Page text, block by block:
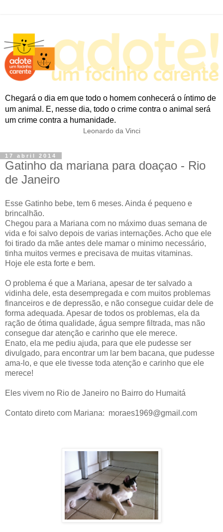
Chegará o dia em que todo o homem conhecerá o íntimo de
um animal. E, nesse dia, todo o crime contra o animal será
um crime contra a humanidade.
Leonardo da Vinci
17 abril 2014
Gatinho da mariana para doaçao - Rio
de Janeiro
Esse Gatinho bebe, tem 6 meses. Ainda é pequeno e
brincalhão.
Chegou para a Mariana com no máximo duas semana de
vida e foi salvo depois de varias internações. Acho que ele
foi tirado da mãe antes dele mamar o minimo necessário,
tinha muitos vermes e precisava de muitas vitaminas.
Hoje ele esta forte e bem.
O problema é que a Mariana, apesar de ter salvado a
vidinha dele, esta desempregada e com muitos problemas
financeiros e de depressão, e não consegue cuidar dele de
forma adequada. Apesar de todos os problemas, ela da
ração de ótima qualidade, água sempre filtrada, mas não
consegue dar atenção e carinho que ele merece.
Enato, ela me pediu ajuda, para que ele pudesse ser
divulgado, para encontrar um lar bem bacana, que pudesse
ama-lo, e que ele tivesse toda atenção e carinho que ele
merece!
Eles vivem no Rio de Janeiro no Bairro do Humaitá
Contato direto com Mariana: moraes1969@gmail.com